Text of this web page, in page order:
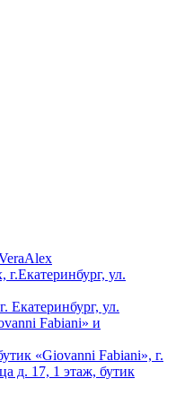
ул.
Екатеринбург, ул.
Fabiani» и
«Giovanni Fabiani», г.
д. 17, 1 этаж, бутик